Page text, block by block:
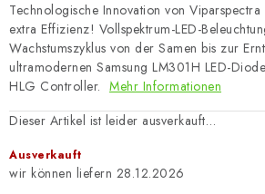
Technologische Innovation von
extra Effizienz! Vollspektrum-LED-
Wachstumszyklus von der Samen bis zur
ultramodernen Samsung LM301H LED-
HLG Controller. Mehr Informationen
Dieser Artikel ist leider ausverkauft…
Ausverkauft
28.12.2026